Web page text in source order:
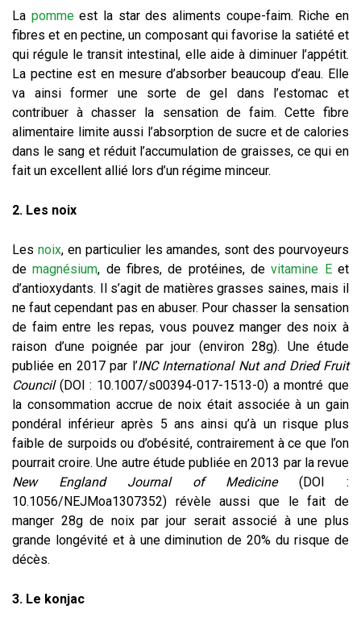
La pommeest la star des aliments coupe-faim. Riche en
fibres et en pectine, un composant qui favorise la satiété et
qui régule le transit intestinal, elle aide à diminuer l’appétit.
La pectine est en mesure d’absorber beaucoup d’eau. Elle
va ainsi former une sorte de gel dans l’estomac et
contribuer à chasser la sensation de faim. Cette fibre
alimentaire limite aussi l’absorption de sucre et de calories
dans le sang et réduit l’accumulation de graisses, ce qui en
fait un excellent allié lors d’un régime minceur.
2. Les noix
Les noix, en particulier les amandes, sont des pourvoyeurs
demagnésium, de fibres, de protéines, devitamine Eet
d’antioxydants. Il s’agit de matières grasses saines, mais il
ne faut cependant pas en abuser. Pour chasser la sensation
de faim entre les repas, vous pouvez manger des noix à
raison d’une poignée par jour (environ 28g). Une étude
publiée en 2017 par l’INC International Nut and Dried Fruit
Council (DOI : 10.1007/s00394-017-1513-0) a montré que
la consommation accrue de noix était associée à un gain
pondéral inférieur après 5 ans ainsi qu’à un risque plus
faible de surpoids ou d’obésité, contrairement à ce que l’on
pourrait croire. Une autre étude publiée en 2013 par la revue
New England Journal of Medicine(DOI :
10.1056/NEJMoa1307352) révèle aussi que le fait de
manger 28g de noix par jour serait associé à une plus
grande longévité et à une diminution de 20% du risque de
décès.
3. Le konjac